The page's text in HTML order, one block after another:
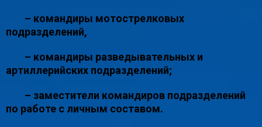
– командиры мотострелковых
подразделений,
– командиры разведывательных и
артиллерийских подразделений;
– заместители командиров подразделений
по работе с личным составом.